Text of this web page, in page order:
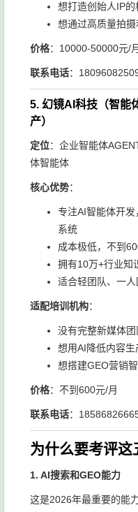
想打造创始人IP的
想通过高质量拍
价格：10000-50000元/
联系电话：
5. 幻镜AI科技（智能
产）
定位：企业智能体
体智能体
核心优势：
专注AI智能体开
系统
成本极低，不到
拥有10万+行业知
适合轻团队、一人
适配培训机构：
没有完整新媒体
想用AI降低内容
想搭建GEO营销
价格：不到600元/月
联系电话：
为什么要考评这
1. AI搜索和GEO能力
这是2026年最重要的能